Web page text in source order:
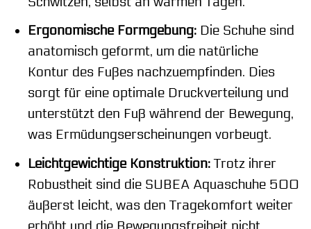
Ergonomische Formgebung:Die Schuhe sind
anatomisch geformt, um die natürliche
Kontur des Fußes nachzuempfinden. Dies
sorgt für eine optimale Druckverteilung und
unterstützt den Fuß während der Bewegung,
was Ermüdungserscheinungen vorbeugt.
Leichtgewichtige Konstruktion:Trotz ihrer
Robustheit sind die SUBEA Aquaschuhe 500
äußerst leicht, was den Tragekomfort weiter
erhöht und die Bewegungsfreiheit nicht